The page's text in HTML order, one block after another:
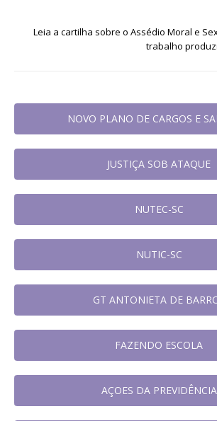
Leia a cartilha sobre o Assédio Moral e
trabalho
NOVO PLANO DE CARGOS E
JUSTIÇA SOB ATAQUE
NUTEC-SC
NUTIC-SC
GT ANTONIETA DE
FAZENDO ESCOLA
AÇOES DA PREVIDÊNCIA